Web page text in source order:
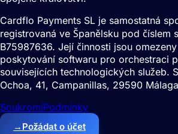
Cardflo Payments SL je samostatná
registrovaná ve Španělsku pod číslem
B75987636. Její činnosti jsou
poskytování softwaru pro orchestraci
souvisejících technologických služeb.
Ochoa, 41, Campanillas, 29590
SoukromíPodmínky
→ Požádat o účet